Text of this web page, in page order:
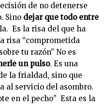
de no detenerse
Sino dejar que todo entre
Es la risa del que ha
risa “comprometida
tu razón” No es
un pulso. Es una
la frialdad, sino que
al servicio del asombro.
en el pecho” Esta es la